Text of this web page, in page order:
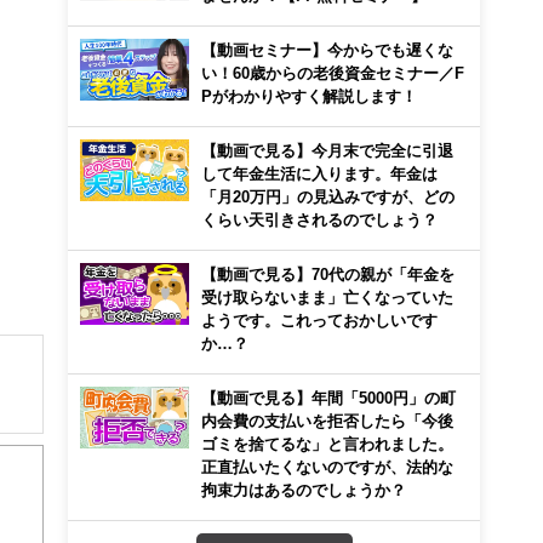
【動画セミナー】今からでも遅くな
い！60歳からの老後資金セミナー／F
Pがわかりやすく解説します！
【動画で見る】今月末で完全に引退
して年金生活に入ります。年金は
「月20万円」の見込みですが、どの
くらい天引きされるのでしょう？
【動画で見る】70代の親が「年金を
受け取らないまま」亡くなっていた
ようです。これっておかしいです
か…？
【動画で見る】年間「5000円」の町
内会費の支払いを拒否したら「今後
ゴミを捨てるな」と言われました。
正直払いたくないのですが、法的な
拘束力はあるのでしょうか？